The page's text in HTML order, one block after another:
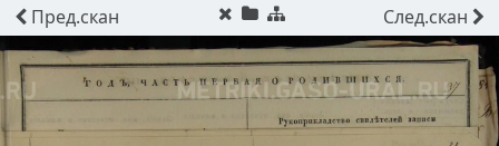
Пред.скан След.скан